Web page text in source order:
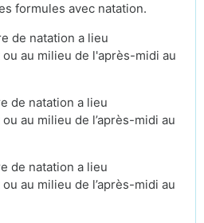
formules avec natation.
de natation a lieu
au milieu de l'après-midi au
de natation a lieu
au milieu de l’après-midi au
de natation a lieu
au milieu de l’après-midi au